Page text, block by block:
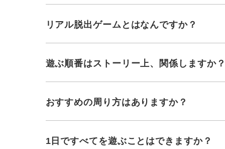
リアル脱出ゲームとはなんですか？
遊ぶ順番はストーリー上、関係しますか
おすすめの周り方はありますか？
1日ですべてを遊ぶことはできますか？